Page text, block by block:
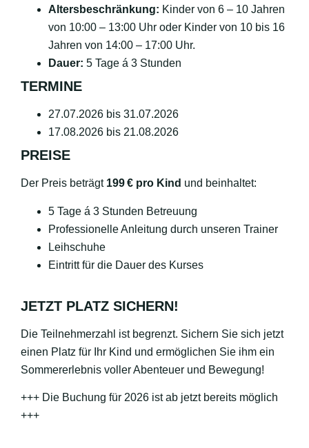
Altersbeschränkung: Kinder von 6 – 10 Jahren
von 10:00 – 13:00 Uhr oder Kinder von 10 bis 16
Jahren von 14:00 – 17:00 Uhr.
Dauer: 5 Tage á 3 Stunden
TERMINE
27.07.2026 bis 31.07.2026
17.08.2026 bis 21.08.2026
PREISE
Der Preis beträgt 199 € pro Kind und beinhaltet:
5 Tage á 3 Stunden Betreuung
Professionelle Anleitung durch unseren Trainer
Leihschuhe
Eintritt für die Dauer des Kurses
JETZT PLATZ SICHERN!
Die Teilnehmerzahl ist begrenzt. Sichern Sie sich jetzt
einen Platz für Ihr Kind und ermöglichen Sie ihm ein
Sommererlebnis voller Abenteuer und Bewegung!
+++ Die Buchung für 2026 ist ab jetzt bereits möglich
+++